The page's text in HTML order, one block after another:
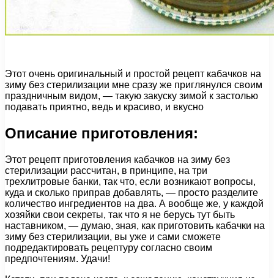
Этот очень оригинальный и простой рецепт кабачков на
зиму без стерилизации мне сразу же приглянулся своим
праздничным видом, — такую закуску зимой к застолью
подавать приятно, ведь и красиво, и вкусно
Описание приготовления:
Этот рецепт приготовления кабачков на зиму без
стерилизации рассчитан, в принципе, на три
трехлитровые банки, так что, если возникают вопросы,
куда и сколько приправ добавлять, — просто разделите
количество ингредиентов на два. А вообще же, у каждой
хозяйки свои секреты, так что я не берусь тут быть
наставником, — думаю, зная, как приготовить кабачки на
зиму без стерилизации, вы уже и сами сможете
подредактировать рецептуру согласно своим
предпочтениям. Удачи!